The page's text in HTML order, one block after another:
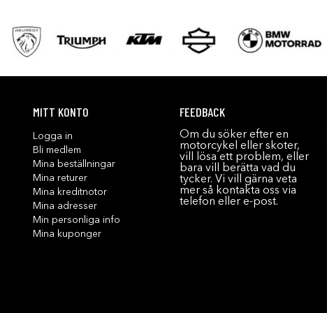
MITT KONTO
Logga in
Bli medlem
Mina beställningar
Mina returer
Mina kreditnotor
Mina adresser
Min personliga info
Mina kuponger
FEEDBACK
Om du söker efter en
motorcykel eller skoter,
vill lösa ett problem, eller
bara vill berätta vad du
tycker. Vi vill gärna veta
mer så kontakta oss via
telefon eller e-post.